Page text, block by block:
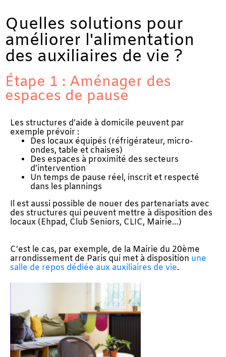
Quelles solutions pour
améliorer l'alimentation
des auxiliaires de vie ?
Étape 1 : Aménager des
espaces de pause
Les structures d’aide à domicile peuvent par
exemple prévoir :
Des locaux équipés (réfrigérateur, micro-
ondes, table et chaises)
Des espaces à proximité des secteurs
d’intervention
Un temps de pause réel, inscrit et respecté
dans les plannings
Il est aussi possible de nouer des partenariats avec
des structures qui peuvent mettre à disposition des
locaux (Ehpad, Club Seniors, CLIC, Mairie…)
C’est le cas, par exemple, de la Mairie du 20ème
arrondissement de Paris qui met à disposition une
salle de repos dédiée aux auxiliaires de vie.